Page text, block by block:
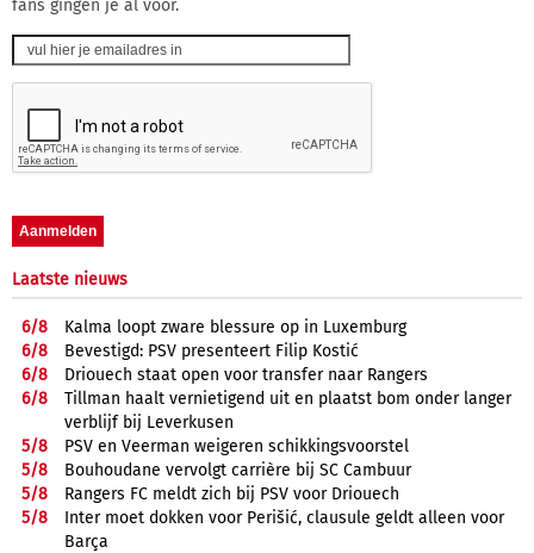
fans gingen je al voor.
Laatste nieuws
6/8
Kalma loopt zware blessure op in Luxemburg
6/8
Bevestigd: PSV presenteert Filip Kostić
6/8
Driouech staat open voor transfer naar Rangers
6/8
Tillman haalt vernietigend uit en plaatst bom onder langer
verblijf bij Leverkusen
5/8
PSV en Veerman weigeren schikkingsvoorstel
5/8
Bouhoudane vervolgt carrière bij SC Cambuur
5/8
Rangers FC meldt zich bij PSV voor Driouech
5/8
Inter moet dokken voor Perišić, clausule geldt alleen voor
Barça